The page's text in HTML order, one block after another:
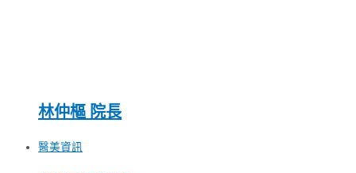
林仲樞 院長
醫美資訊